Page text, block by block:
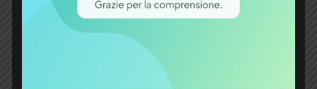
Batterie bici elettriche
batterie per carrozzine